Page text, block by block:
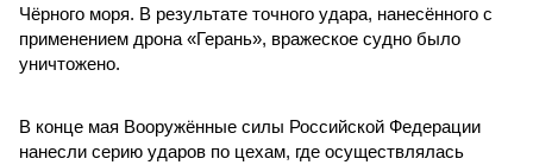
Чёрного моря. В результате точного удара, нанесённого с
применением дрона «Герань», вражеское судно было
уничтожено.
В конце мая Вооружённые силы Российской Федерации
нанесли серию ударов по цехам, где осуществлялась